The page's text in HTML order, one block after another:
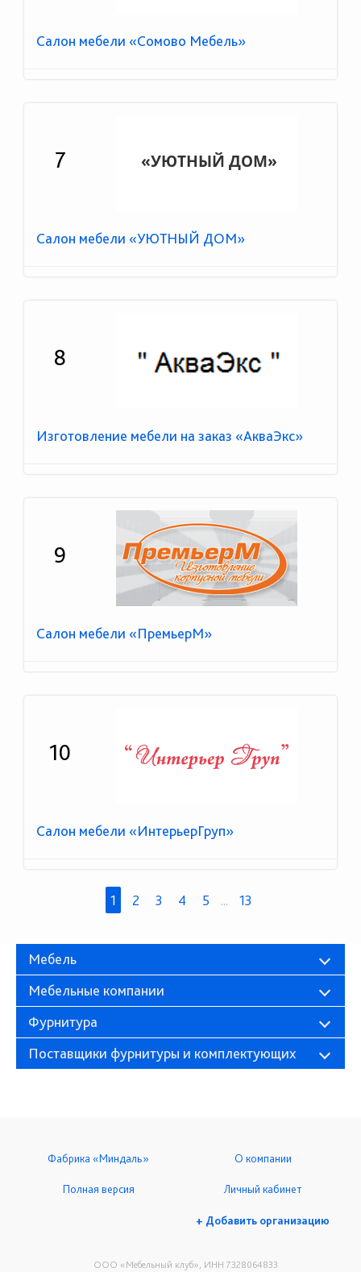
Салон мебели «Сомово Мебель»
7
Салон мебели «УЮТНЫЙ ДОМ»
8
Изготовление мебели на заказ «АкваЭкс»
9
Салон мебели «ПремьерМ»
10
Салон мебели «ИнтерьерГруп»
1 2 3 4 5 ... 13
Мебель
Мебельные компании
Фурнитура
Поставщики фурнитуры и комплектующих
ООО «Мебельный клуб», ИНН 7328064833
Фабрика «Миндаль» О компании
Полная версия Личный кабинет
+ Добавить организацию